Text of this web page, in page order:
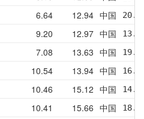
6.64 12.94 中国
9.20 12.97 中国
7.08 13.63 中国
10.54 13.94 中国
10.46 15.12 中国
10.41 15.66 中国